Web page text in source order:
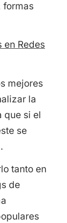
formas
en Redes
mejores
la
que si el
se
tanto en
de